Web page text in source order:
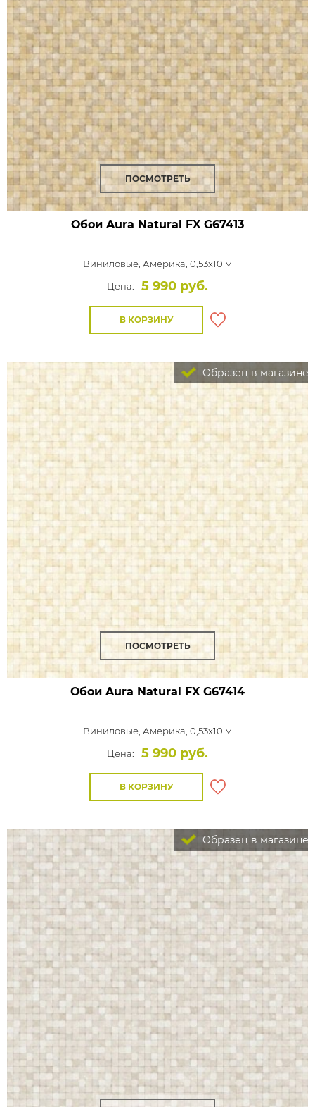
ПОСМОТРЕТЬ
Обои Aura Natural FXG67413
Виниловые, Америка, 0,53x10 м
Цена:
5 990 руб.
В КОРЗИНУ
Образец в магазине
ПОСМОТРЕТЬ
Обои Aura Natural FXG67414
Виниловые, Америка, 0,53x10 м
Цена:
5 990 руб.
В КОРЗИНУ
Образец в магазине